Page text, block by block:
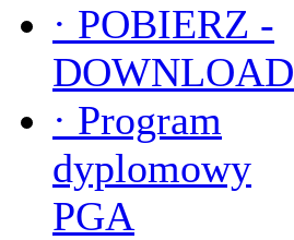
· POBIERZ -
DOWNLOAD
· Program
dyplomowy
PGA